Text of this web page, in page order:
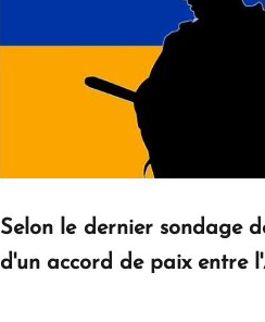
Selon le dernier sondage
d'un accord de paix entre